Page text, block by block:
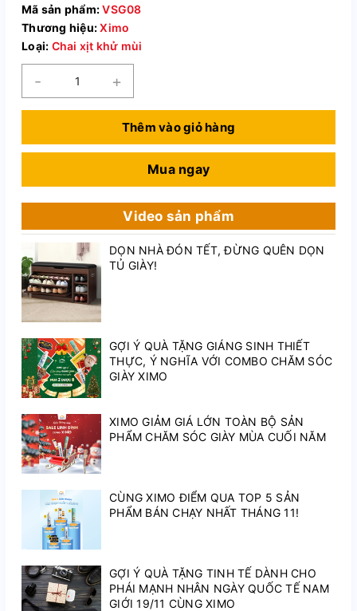
Mã sản phẩm:VSG08
Thương hiệu:Ximo
Loại: Chai xịt khử mùi
- +
Thêm vào giỏ hàng
Mua ngay
Video sản phẩm
DỌN NHÀ ĐÓN TẾT, ĐỪNG QUÊN DỌN
TỦ GIÀY!
GỢI Ý QUÀ TẶNG GIÁNG SINH THIẾT
THỰC, Ý NGHĨA VỚI COMBO CHĂM SÓC
GIÀY XIMO
XIMO GIẢM GIÁ LỚN TOÀN BỘ SẢN
PHẨM CHĂM SÓC GIÀY MÙA CUỐI NĂM
CÙNG XIMO ĐIỂM QUA TOP 5 SẢN
PHẨM BÁN CHẠY NHẤT THÁNG 11!
GỢI Ý QUÀ TẶNG TINH TẾ DÀNH CHO
PHÁI MẠNH NHÂN NGÀY QUỐC TẾ NAM
GIỚI 19/11 CÙNG XIMO